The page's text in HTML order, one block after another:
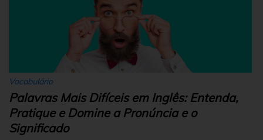
Vocabulário
Palavras Mais Difíceis em Inglês: Entenda,
Pratique e Domine a Pronúncia e o
Significado